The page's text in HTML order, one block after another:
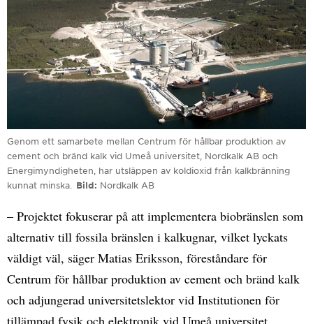
Genom ett samarbete mellan Centrum för hållbar produktion av
cement och bränd kalk vid Umeå universitet, Nordkalk AB och
Energimyndigheten, har utsläppen av koldioxid från kalkbränning
kunnat minska.
Bild Nordkalk AB
– Projektet fokuserar på att implementera biobränslen som
alternativ till fossila bränslen i kalkugnar, vilket lyckats
väldigt väl, säger Matias Eriksson, föreståndare för
Centrum för hållbar produktion av cement och bränd kalk
och adjungerad universitetslektor vid Institutionen för
tillämpad fysik och elektronik vid Umeå universitet.